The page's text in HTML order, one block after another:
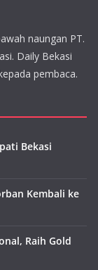
naungan PT.
Daily Bekasi
pembaca.
Bekasi
Kembali ke
Raih Gold